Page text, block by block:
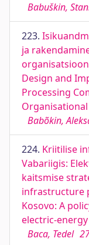
Babuškin,
223.
ja
Design and
Processing
Babõkin,
224. Kriitilise
Vabariigis:
kaitsmise
infrastructure
Kosovo: A
electric-
Baca, Tedel